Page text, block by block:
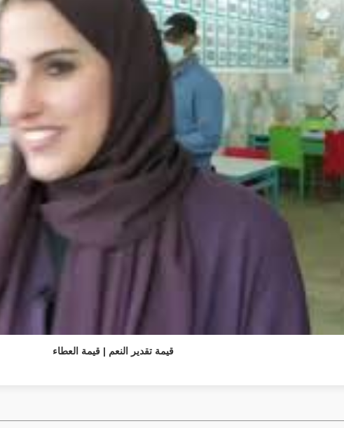
قيمة تقدير النعم | قيمة العطاء